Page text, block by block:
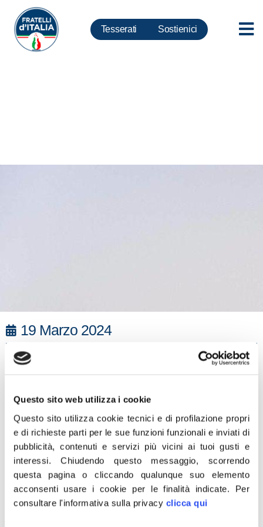
Questo sito web utilizza i cookie
Questo sito utilizza cookie tecnici e di profilazione propri
e di richieste parti per le sue funzioni funzionali e inviati di
pubblicità, contenuti e servizi più vicini ai tuoi gusti e
interessi.Chiudendo questo messaggio, scorrendo
questa pagina o cliccando qualunque suo elemento
acconsenti usare i cookie per le finalità indicate. Per
consultare l'informativa sulla privacy clicca qui
Tesserati Sostienici
19 Marzo 2024
“L’ipocrisia della sinistra tedesca al governo si manifesta
nella doppia morale di finanziare le ong immigrazioniste,
stesso tempo nel non volere immigrati in Germania”. Lo
afferma il copresidente del gruppo Ecr Parlamento
europeo, Nicola Procaccini di Fratelli d’Italia.
“Come nel caso della Sea- Eye, che continua a ricevete
denaro pubblico per raccogliere i migranti irregolari nel
Mediterraneo e portarli in Italia, facendo il gioco dei
trafficanti di esseri umani. Mentre iIl governo italiano